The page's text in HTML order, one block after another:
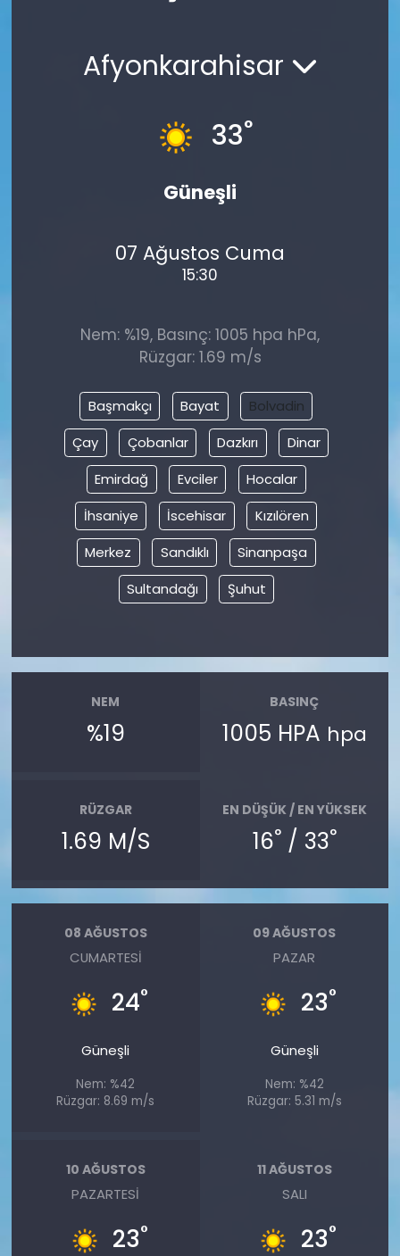
Afyonkarahisar
33°
Güneşli
07 Ağustos Cuma
15:30
Nem: %19, Basınç: 1005 hpa hPa,
Rüzgar: 1.69 m/s
Başmakçı Bayat
Bolvadin
Çay
Çobanlar Dazkırı
Dinar
Emirdağ
Evciler
Hocalar
İhsaniye
İscehisar
Kızılören
Merkez
Sandıklı
Sinanpaşa
Sultandağı
Şuhut
NEM
%19
BASINÇ
1005 HPA hpa
RÜZGAR
1.69 M/S
EN DÜŞÜK / EN YÜKSEK
16°/ 33°
08 AĞUSTOS
CUMARTESI
24°
Güneşli
Nem: %42
Rüzgar: 8.69 m/s
09 AĞUSTOS
PAZAR
23°
Güneşli
Nem: %42
Rüzgar: 5.31 m/s
10 AĞUSTOS
PAZARTESI
23°
11 AĞUSTOS
SALI
23°
Teknoloji
Yaşam